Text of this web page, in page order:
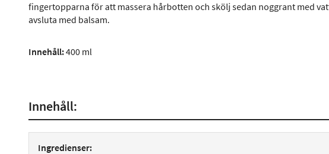
fingertopparna för att massera hårbotten och skölj sedan noggrant med
avsluta med balsam.
Innehåll:400 ml
Innehåll:
Ingredienser: